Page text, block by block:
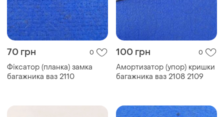
70 грн 0
Фіксатор (планка) замка
багажника ваз 2110
100 грн 0
Амортизатор (упор) кришки
багажника ваз 2108 2109